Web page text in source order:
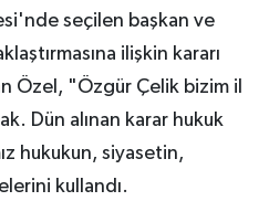
seçilen başkan ve
ilişkin kararı
Özel, "Özgür Çelik bizim il
Dün alınan karar hukuk
hukukun, siyasetin,
kullandı.